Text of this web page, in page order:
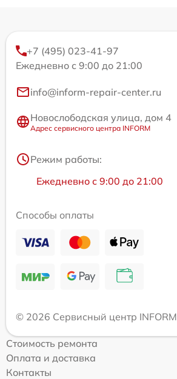
+7 (495) 023-41-97
Ежедневно с 9:00 до 21:00
info@inform-repair-center.ru
Новослободская улица, дом 4
Адрес сервисного центра INFORM
Режим работы:
Ежедневно с 9:00 до 21:00
Способы оплаты
© 2026 Сервисный центр INFORM
Стоимость ремонта
Оплата и доставка
Контакты